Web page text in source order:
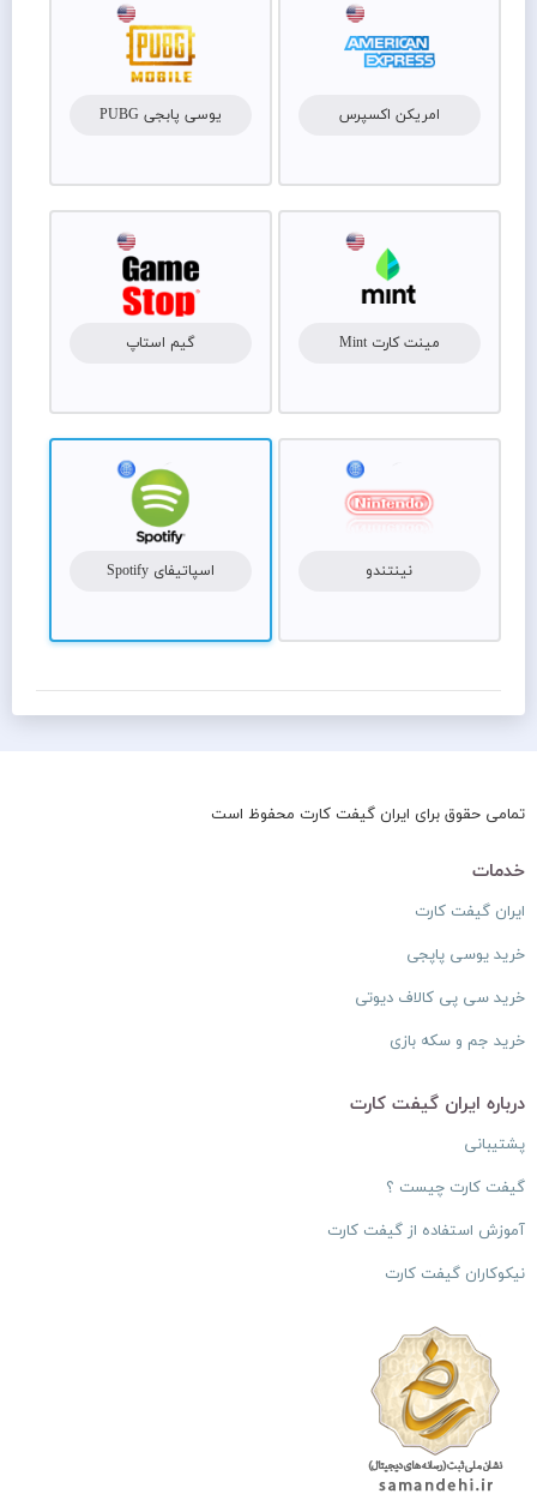
امریکن اکسپرس یوسی پابجی PUBG
مینت کارت Mint گیم استاپ
نینتندو اسپاتیفای Spotify
تمامی حقوق برای ایران گیفت کارت محفوظ است
خدمات
ایران گیفت کارت
خرید یوسی پاپجی
خرید سی پی کالاف دیوتی
خرید جم و سکه بازی
درباره ایران گیفت کارت
پشتیبانی
گیفت کارت چیست ؟
آموزش استفاده از گیفت کارت
نیکوکاران گیفت کارت